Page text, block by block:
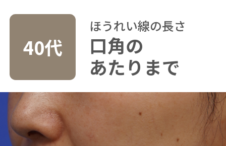
40代
ほうれい線の長さ
口角の
あたりまで